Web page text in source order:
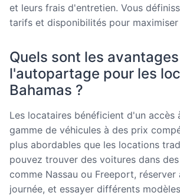
et leurs frais d'entretien. Vous
tarifs et disponibilités pour maximiser
Quels sont les
l'autopartage pour les
Bahamas ?
Les locataires bénéficient d'un accès
gamme de véhicules à des prix
plus abordables que les locations
pouvez trouver des voitures dans
comme Nassau ou Freeport, réserver
journée, et essayer différents